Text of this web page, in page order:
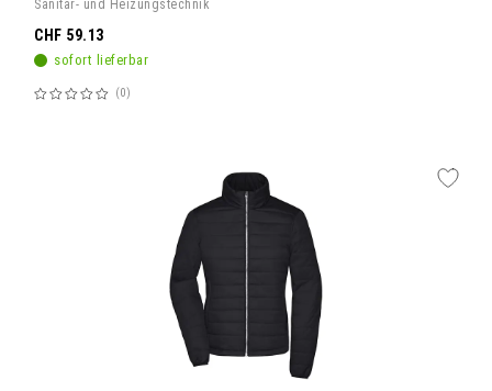
Sanitär- und Heizungstechnik
sofort lieferbar
Bewertung:
0
CHF 59.13